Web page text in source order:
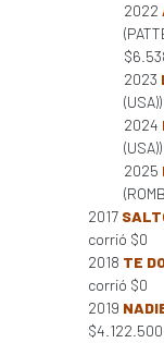
2022
2023
2024
2025
2017
corrió $0
2018 TE
corrió $0
2019
$4.122.500